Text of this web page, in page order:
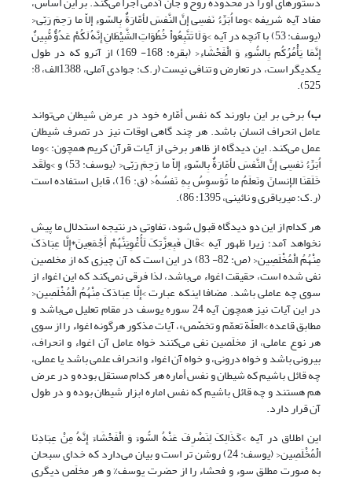
مفاد آیه شریفه >وما اُبَرِّءُ نَفسِی إنَّ النَّفسَ لأمّارَةٌ بِالسّوءِ إلاّ ما رَحِمَ رَبّی<
(یوسف: 53) با آنچه در آیه >وَ لَا تَتَّبِعُواْ خُطُوَاتِ الشَّیْطَانِ إِنَّهُ لَکُمْ عَدُوٌّ مُّبِینٌ
إِنَّمَا یَأْمُرُکُم بِالسُّوءِ وَ الْفَحْشَاءِ< (بقره: 168- 169) از آن‏رو که در طول
یکدیگر است، در تعارض و تنافی نیست (ر.ک: جوادی آملی، 1388الف، 8:
525).
ب)برخی بر این باورند که نفس أمّاره خود در عرض شیطان می‌تواند
عامل انحراف انسان باشد. هر چند گاهی اوقات نیز در تصرف شیطان
عمل می‌کند. این دیدگاه از ظاهر برخی از آیات قرآن کریم همچون: >وما
اُبَرِّءُ نَفسِی إنَّ النَّفسَ لأمّارَةٌ بِالسّوءِ إلاّ ما رَحِمَ رَبّی< (یوسف: 53) و >ولَقَد
خَلَقنَا الإنسانَ ونَعلَمُ ما تُوَسوِسُ بِهِ نَفسُهُ< (ق: 16)، قابل استفاده است
(ر.ک: میرباقری و نائینی، 1395: 86).
هر کدام از این دو دیدگاه قبول شود، تفاوتی در نتیجه استدلال ما پیش
نخواهد آمد؛ زیرا ظهور آیه >قَالَ فَبِعِزَّتِکَ لَأُغْوِیَنَّهُمْ أَجْمَعِینَ*إِلَّا عِبَادَکَ
مِنْهُمُ الْمُخْلَصِین< (ص: 82- 83) در این است که آن چیزی که از مخلصین
نفی شده است، حقیقت اغواء می‌باشد، لذا فرقی نمی‌کند که این اغواء از
سوی چه عاملی باشد. مضافا اینکه عبارت >إِلَّا عِبَادَکَ مِنْهُمُ الْمُخْلَصِین<
در این آیات نیز همچون آیه 24 سوره یوسف در مقام تعلیل می‌باشد و
مطابق قاعده >العلّة تعمّم و تخصّص»، آیات مذکور هرگونه اغواء را از سوی
هر نوع عاملی، از مخلَصین نفی می‌کنند خواه عامل آن اغواء و انحراف،
بیرونی باشد و خواه درونی، و خواه آن اغواء و انحراف علمی باشد یا عملی،
چه قائل باشیم که شیطان و نفس أماره هر کدام مستقل بوده و در عرض
هم هستند و چه قائل باشیم که نفس اماره ابزار شیطان بوده و در طول
آن قرار دارد.
این اطلاق در آیه >کَذَالِکَ لِنَصْرِفَ عَنْهُ السُّوءَ وَ الْفَحْشَاءَ إِنَّهُ مِنْ عِبَادِنَا
الْمُخْلَصِین< (یوسف: 24) روشن تر است و بیان می‌دارد که خدای سبحان
به صورت مطلق سوء و فحشاء را از حضرت یوسف% و هر مخلَص دیگری